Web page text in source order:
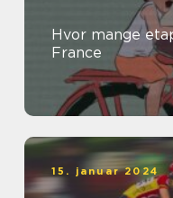
Hvor mange
France
15. januar 2024